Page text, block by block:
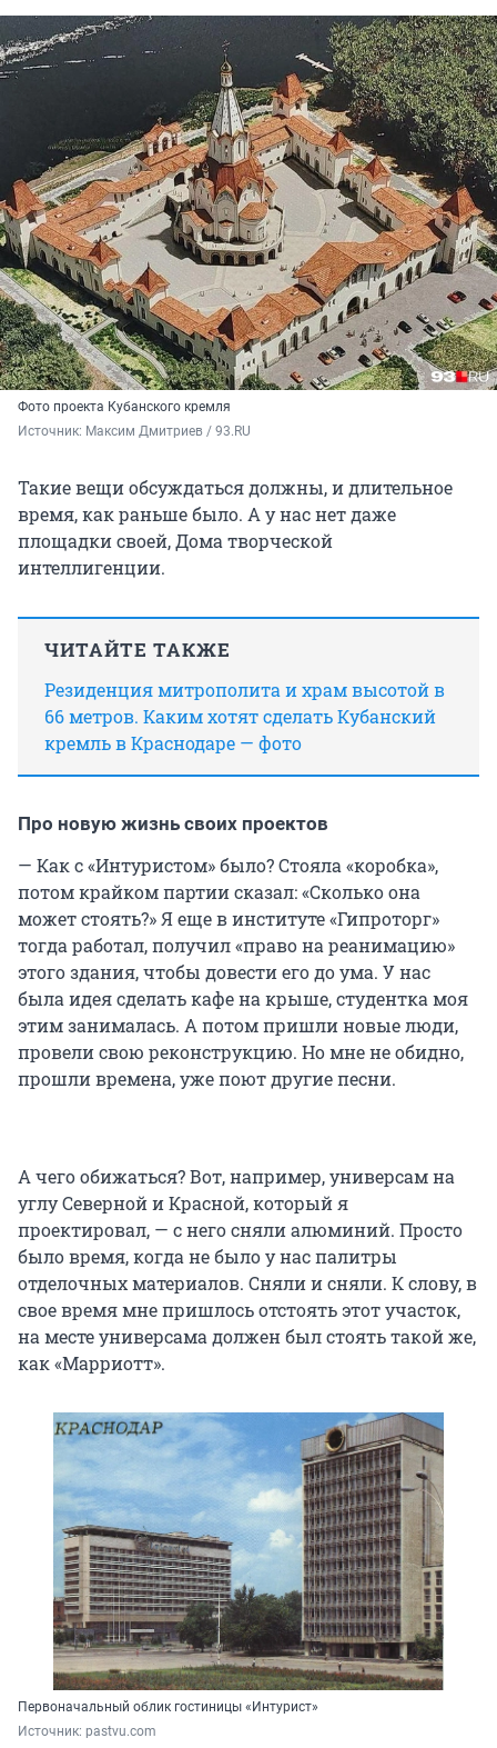
Фото проекта Кубанского кремля
Источник: Максим Дмитриев / 93.RU
Такие вещи обсуждаться должны, и длительное
время, как раньше было. А у нас нет даже
площадки своей, Дома творческой
интеллигенции.
ЧИТАЙТЕ ТАКЖЕ
Резиденция митрополита и храм высотой в
66 метров. Каким хотят сделать Кубанский
кремль в Краснодаре — фото
Про новую жизнь своих проектов
— Как с «Интуристом» было? Стояла «коробка»,
потом крайком партии сказал: «Сколько она
может стоять?» Я еще в институте «Гипроторг»
тогда работал, получил «право на реанимацию»
этого здания, чтобы довести его до ума. У нас
была идея сделать кафе на крыше, студентка моя
этим занималась. А потом пришли новые люди,
провели свою реконструкцию. Но мне не обидно,
прошли времена, уже поют другие песни.
А чего обижаться? Вот, например, универсам на
углу Северной и Красной, который я
проектировал, — с него сняли алюминий. Просто
было время, когда не было у нас палитры
отделочных материалов. Сняли и сняли. К слову, в
свое время мне пришлось отстоять этот участок,
на месте универсама должен был стоять такой же,
как «Марриотт».
Первоначальный облик гостиницы «Интурист»
Источник: pastvu.com